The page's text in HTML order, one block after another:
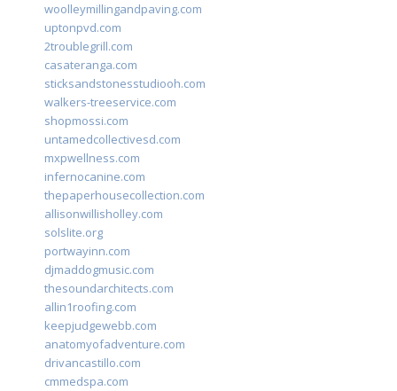
woolleymillingandpaving.com
uptonpvd.com
2troublegrill.com
casateranga.com
sticksandstonesstudiooh.com
walkers-treeservice.com
shopmossi.com
untamedcollectivesd.com
mxpwellness.com
infernocanine.com
thepaperhousecollection.com
allisonwillisholley.com
solslite.org
portwayinn.com
djmaddogmusic.com
thesoundarchitects.com
allin1roofing.com
keepjudgewebb.com
anatomyofadventure.com
drivancastillo.com
cmmedspa.com